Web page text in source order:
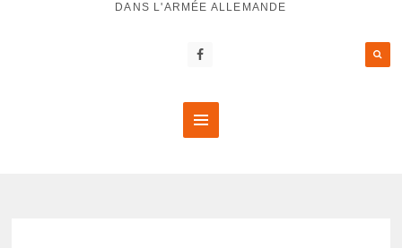
DANS L'ARMÉE ALLEMANDE